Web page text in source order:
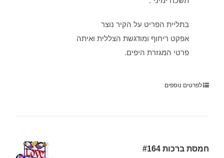
בתליית הפריט על הקיר נוצר
אפקט ריחוף ומודגשת הצללית ואיתה
פרטי המגזרת היפים.
לפרטים נוספים
חמסת ברכות #164